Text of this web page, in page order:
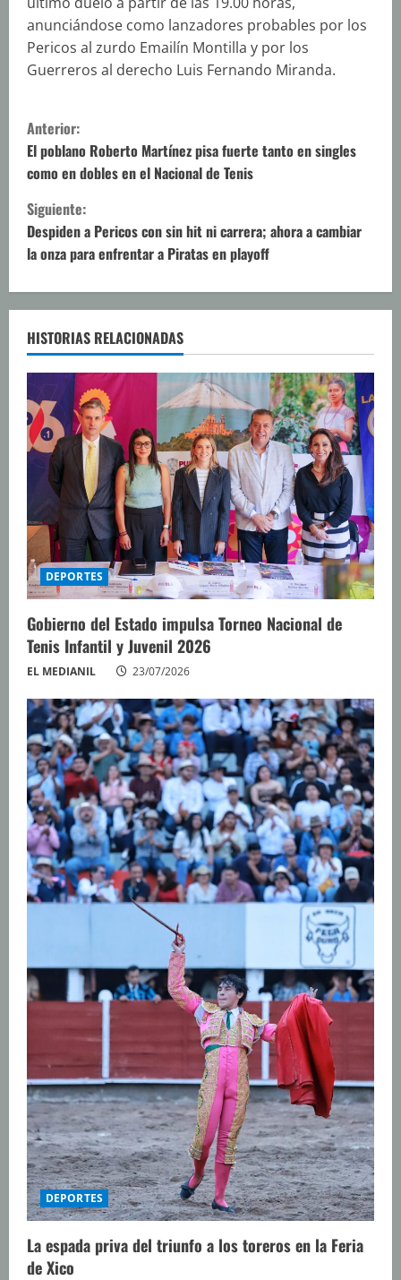
anunciándose como lanzadores probables por los
Pericos al zurdo Emailín Montilla y por los
Guerreros al derecho Luis Fernando Miranda.
S
i
g
u
e
l
e
y
e
n
d
o
Anterior:
El poblano Roberto Martínez pisa fuerte tanto en singles
como en dobles en el Nacional de Tenis
Siguiente:
Despiden a Pericos con sin hit ni carrera; ahora a cambiar
la onza para enfrentar a Piratas en playoff
HISTORIAS RELACIONADAS
DEPORTES
Gobierno del Estado impulsa Torneo Nacional de
Tenis Infantil y Juvenil 2026
EL MEDIANIL 23/07/2026
DEPORTES
La espada priva del triunfo a los toreros en la Feria
de Xico